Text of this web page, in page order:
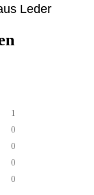
Leder
1
0
0
0
0